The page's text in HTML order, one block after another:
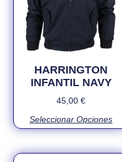
HARRINGTON
INFANTIL NAVY
45,00€
Seleccionar Opciones